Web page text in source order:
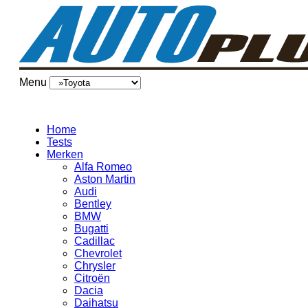
Menu
Home
Tests
Merken
Alfa Romeo
Aston Martin
Audi
Bentley
BMW
Bugatti
Cadillac
Chevrolet
Chrysler
Citroën
Dacia
Daihatsu